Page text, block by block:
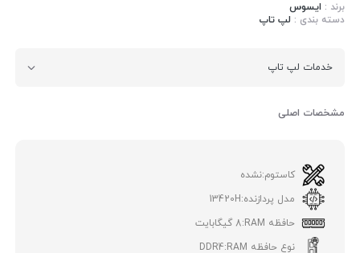
برند : ایسوس
دسته بندی : لپ تاپ
خدمات لپ تاپ
مشخصات اصلی
کاستوم:نشده
مدل پردازنده:13420H
حافظه RAM:
8 گیگابایت
نوع حافظه RAM:
DDR4